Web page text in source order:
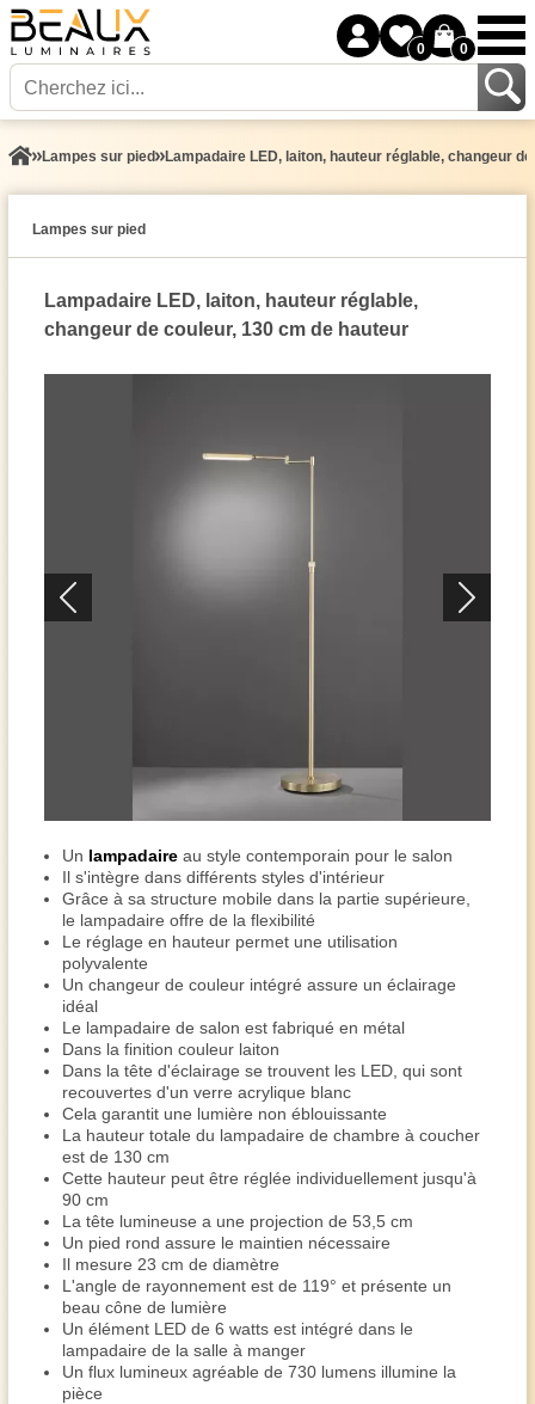
0 0
Lampes sur pied Lampadaire LED, laiton, hauteur réglable, changeur
Lampes sur pied
Lampadaire LED, laiton, hauteur réglable,
changeur de couleur, 130 cm de hauteur
Un lampadaire au style contemporain pour le salon
Il s'intègre dans différents styles d'intérieur
Grâce à sa structure mobile dans la partie supérieure,
le lampadaire offre de la flexibilité
Le réglage en hauteur permet une utilisation
polyvalente
Un changeur de couleur intégré assure un éclairage
idéal
Le lampadaire de salon est fabriqué en métal
Dans la finition couleur laiton
Dans la tête d'éclairage se trouvent les LED, qui sont
recouvertes d'un verre acrylique blanc
Cela garantit une lumière non éblouissante
La hauteur totale du lampadaire de chambre à coucher
est de 130 cm
Cette hauteur peut être réglée individuellement jusqu'à
90 cm
La tête lumineuse a une projection de 53,5 cm
Un pied rond assure le maintien nécessaire
Il mesure 23 cm de diamètre
L'angle de rayonnement est de 119° et présente un
beau cône de lumière
Un élément LED de 6 watts est intégré dans le
lampadaire de la salle à manger
Un flux lumineux agréable de 730 lumens illumine la
pièce